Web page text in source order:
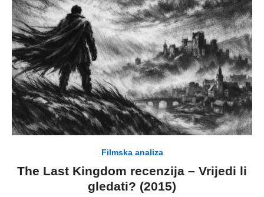
Filmska analiza
The Last Kingdom recenzija – Vrijedi li
gledati? (2015)